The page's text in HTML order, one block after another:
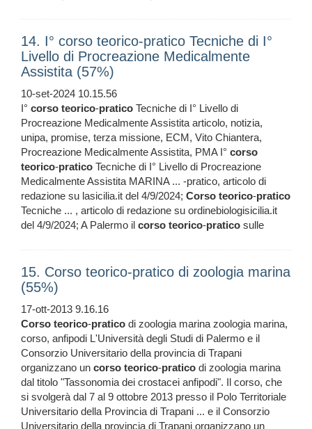
14. I° corso teorico-pratico Tecniche di I°
Livello di Procreazione Medicalmente
Assistita (57%)
10-set-2024 10.15.56
I° corso teorico-pratico Tecniche di I° Livello di
Procreazione Medicalmente Assistita articolo, notizia,
unipa, promise, terza missione, ECM, Vito Chiantera,
Procreazione Medicalmente Assistita, PMA I° corso
teorico-pratico Tecniche di I° Livello di Procreazione
Medicalmente Assistita MARINA ... -pratico, articolo di
redazione su lasicilia.it del 4/9/2024; Corso teorico-pratico
Tecniche ... , articolo di redazione su ordinebiologisicilia.it
del 4/9/2024; A Palermo il corso teorico-pratico sulle
15. Corso teorico-pratico di zoologia marina
(55%)
17-ott-2013 9.16.16
Corso teorico-pratico di zoologia marina zoologia marina,
corso, anfipodi L'Università degli Studi di Palermo e il
Consorzio Universitario della provincia di Trapani
organizzano un corso teorico-pratico di zoologia marina
dal titolo "Tassonomia dei crostacei anfipodi". Il corso, che
si svolgerà dal 7 al 9 ottobre 2013 presso il Polo Territoriale
Universitario della Provincia di Trapani ... e il Consorzio
Universitario della provincia di Trapani organizzano un